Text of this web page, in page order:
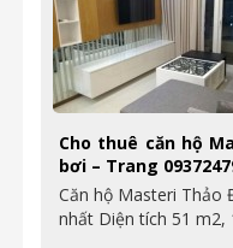
Cho thuê căn hộ
bơi – Trang
Căn hộ Masteri Thảo
nhất Diện tích 51 m2,